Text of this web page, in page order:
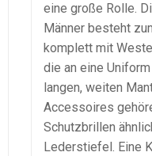
eine große Rolle.
Männer besteht
komplett mit
die an eine
langen, weiten
Accessoires
Schutzbrillen
Lederstiefel. Eine